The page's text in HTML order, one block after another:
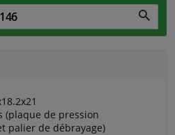
(plaque de pression
palier de débrayage)